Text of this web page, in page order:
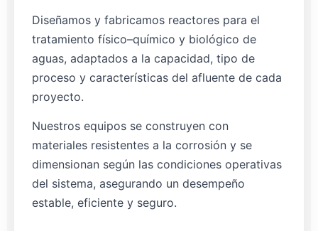
Diseñamos y fabricamos reactores para el
tratamiento físico–químico y biológico de
aguas, adaptados a la capacidad, tipo de
proceso y características del afluente de cada
proyecto.
Nuestros equipos se construyen con
materiales resistentes a la corrosión y se
dimensionan según las condiciones operativas
del sistema, asegurando un desempeño
estable, eficiente y seguro.